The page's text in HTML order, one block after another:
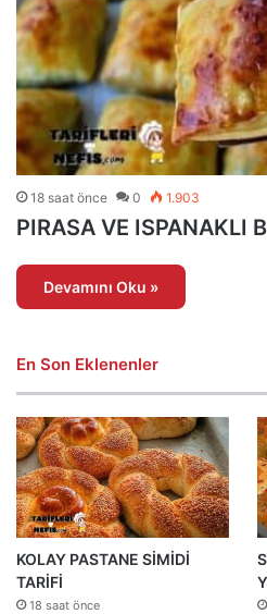
18 saat önce 0 1.903
PIRASA VE ISPANAKLI
Devamını Oku »
En Son Eklenenler
KOLAY PASTANE SİMİDİ
TARİFİ
18 saat önce